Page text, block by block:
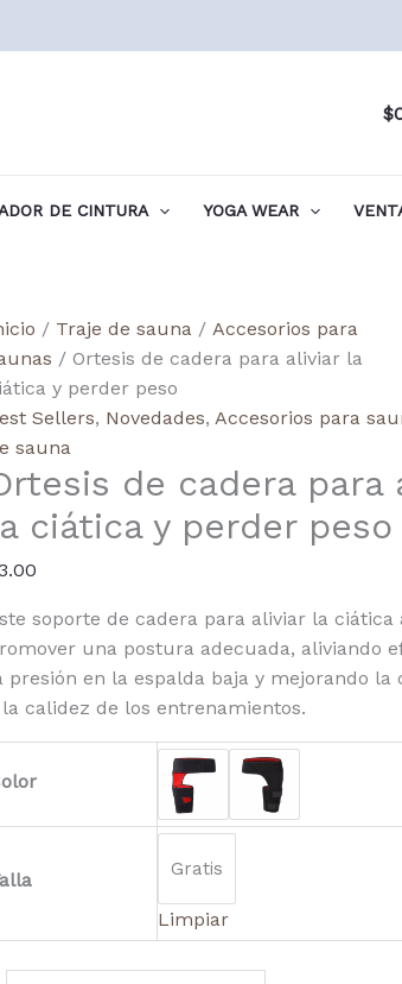
$
DE CINTURA YOGA WEAR
/ Traje de sauna / Accesorios para
/ Ortesis de cadera para aliviar la
y perder peso
Sellers, Novedades, Accesorios para
sauna
de cadera para
ciática y perder peso
soporte de cadera para aliviar la ciática
una postura adecuada, aliviando
presión en la espalda baja y mejorando la
calidez de los entrenamientos.
Gratis
Limpiar
Hip
Brace
for
Sciatica
Relief
and
Loss
cantidad